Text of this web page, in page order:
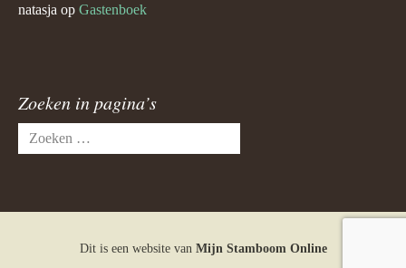
natasja op Gastenboek
Zoeken in pagina’s
Zoeken
naar:
Dit is een website van Mijn Stamboom Online